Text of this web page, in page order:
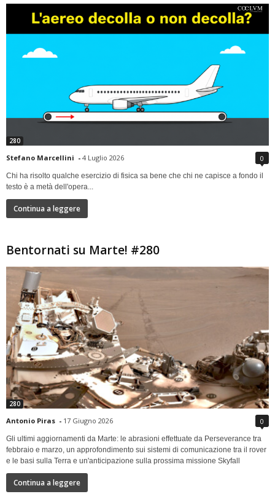
280
Stefano Marcellini - 4 Luglio 2026 0
Chi ha risolto qualche esercizio di fisica sa bene che chi ne capisce a fondo il
testo è a metà dell'opera...
Continua a leggere
Bentornati su Marte! #280
280
Antonio Piras - 17 Giugno 2026 0
Gli ultimi aggiornamenti da Marte: le abrasioni effettuate da Perseverance tra
febbraio e marzo, un approfondimento sui sistemi di comunicazione tra il rover
e le basi sulla Terra e un'anticipazione sulla prossima missione Skyfall
Continua a leggere